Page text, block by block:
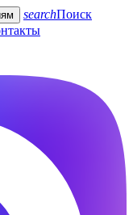
searchПоиск